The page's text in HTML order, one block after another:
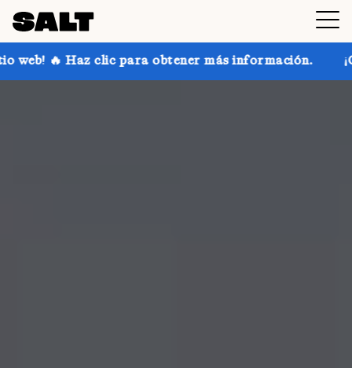
para obtener más información. ¡Consigue hasta